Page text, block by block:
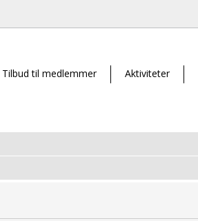
Tilbud til medlemmer Aktiviteter